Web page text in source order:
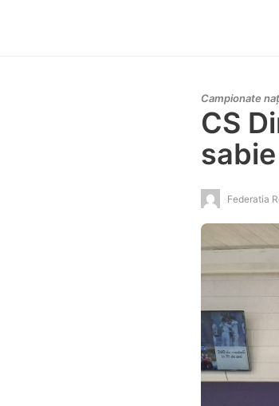
Campionate
CS
Federatia